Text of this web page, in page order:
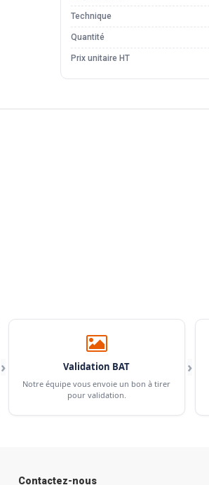
Technique
Quantité
Prix unitaire HT
› Validation BAT
Notre équipe vous envoie un bon à tirer
pour validation.
›
Contactez-nous